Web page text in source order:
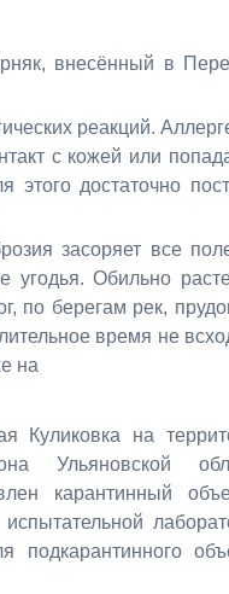
внесённый в
реакций.
с кожей или
достаточно
засоряет все
угодья. Обильно
по берегам рек,
время не
на
Куликовка на
Ульяновской
карантинный
подкарантинного